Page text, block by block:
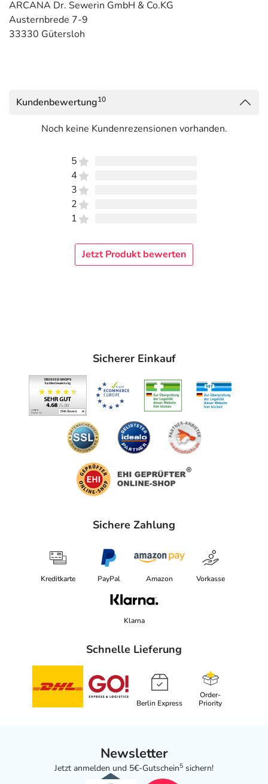
ARCANA Dr. Sewerin GmbH & Co.KG
Austernbrede 7-9
33330 Gütersloh
Kundenbewertung10
Noch keine Kundenrezensionen vorhanden.
5
4
3
2
1
Jetzt Produkt bewerten
Sicherer Einkauf
Sichere Zahlung
Kreditkarte PayPal Amazon Vorkasse
Klarna
Schnelle Lieferung
Berlin Express
Order-
Priority
Newsletter
Jetzt anmelden und 5€-Gutschein5 sichern!